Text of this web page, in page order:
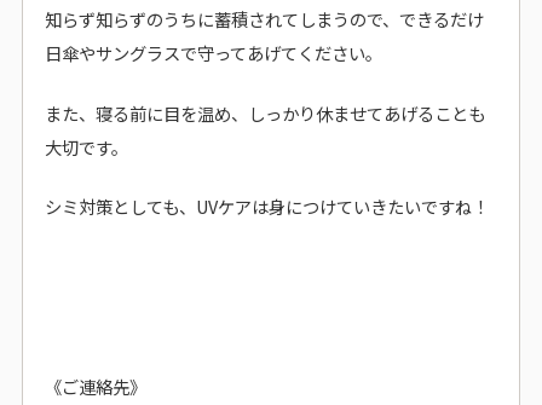
知らず知らずのうちに蓄積されてしまうので、できるだけ
日傘やサングラスで守ってあげてください。
また、寝る前に目を温め、しっかり休ませてあげることも
大切です。
シミ対策としても、UVケアは身につけていきたいですね！
《ご連絡先》